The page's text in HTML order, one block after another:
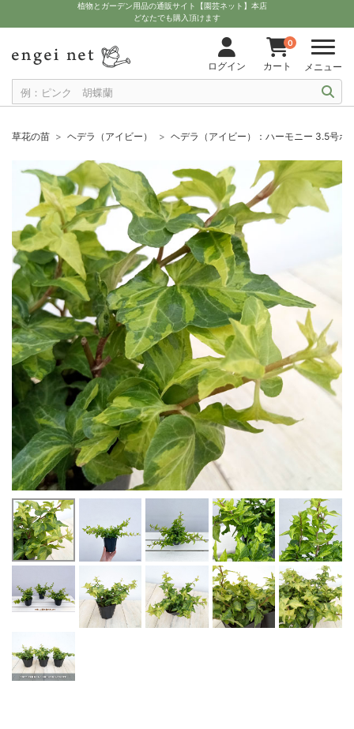
植物とガーデン用品の通販サイト【園芸ネット】本店
どなたでも購入頂けます
ログイン
0
カート メニュー
草花の苗 ヘデラ（アイビー） ヘデラ（アイビー）：ハーモニー 3.5号ポ